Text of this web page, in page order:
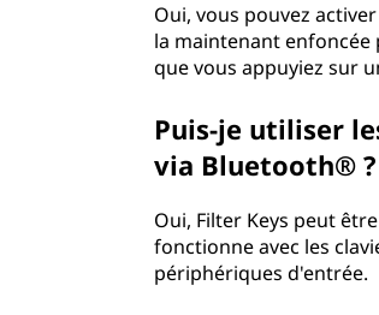
Oui, vous pouvez
la maintenant enfoncée
que vous appuyiez sur
Puis-je utiliser
via Bluetooth® ?
Oui, Filter Keys peut
fonctionne avec les
périphériques d'entrée.